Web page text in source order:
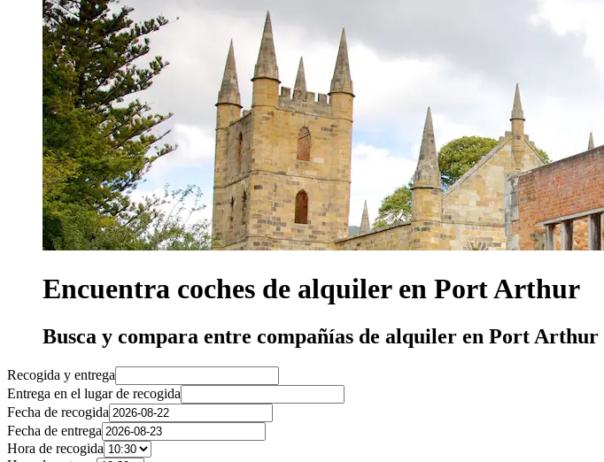
Encuentra coches de alquiler en Port Arthur
Busca y compara entre compañías de alquiler en Port Arthur
Recogida y entrega
Entrega en el lugar de recogida
Fecha de recogida
Fecha de entrega
Hora de recogida